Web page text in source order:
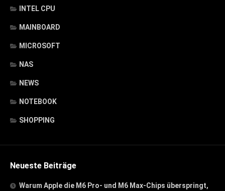
INTEL CPU
MAINBOARD
MICROSOFT
NAS
NEWS
NOTEBOOK
SHOPPING
Neueste Beiträge
Warum Apple die M6 Pro- und M6 Max-Chips überspringt,